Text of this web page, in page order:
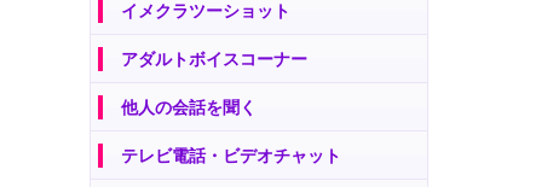
イメクラツーショット
アダルトボイスコーナー
他人の会話を聞く
テレビ電話・ビデオチャット